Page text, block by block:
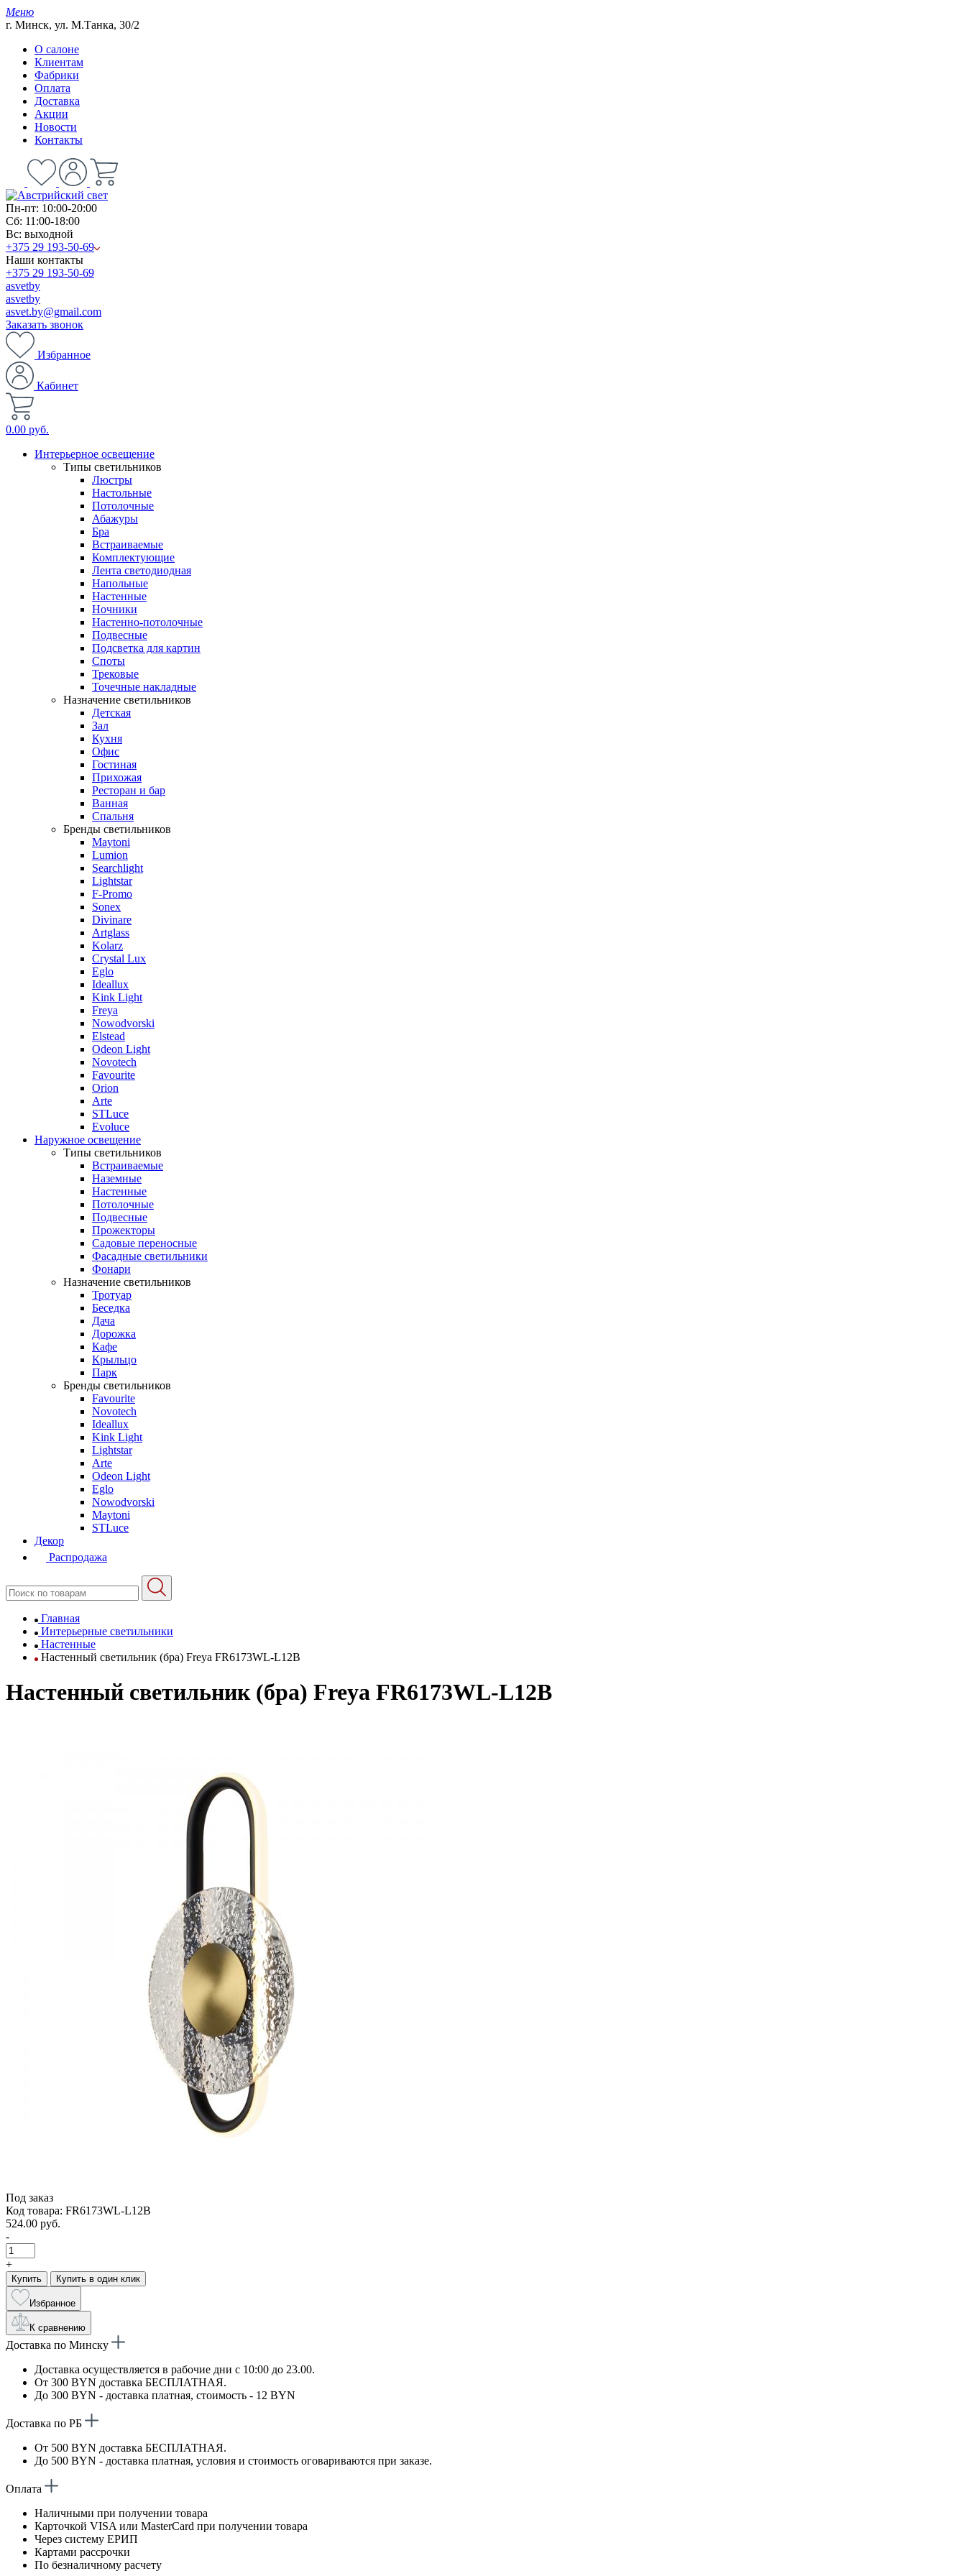
Меню
г. Минск, ул. М.Танка, 30/2
О салоне
Клиентам
Фабрики
Оплата
Доставка
Акции
Новости
Контакты
Пн-пт: 10:00-20:00
Сб: 11:00-18:00
Вс: выходной
+375 29 193-50-69
Наши контакты
+375 29 193-50-69
asvetby
asvetby
asvet.by@gmail.com
Заказать звонок
Избранное
Кабинет
0.00 руб.
Интерьерное освещение
Типы светильников
Люстры
Настольные
Потолочные
Абажуры
Бра
Встраиваемые
Комплектующие
Лента светодиодная
Напольные
Настенные
Ночники
Настенно-потолочные
Подвесные
Подсветка для картин
Споты
Трековые
Точечные накладные
Назначение светильников
Детская
Зал
Кухня
Офис
Гостиная
Прихожая
Ресторан и бар
Ванная
Спальня
Бренды светильников
Maytoni
Lumion
Searchlight
Lightstar
F-Promo
Sonex
Divinare
Artglass
Kolarz
Crystal Lux
Eglo
Ideallux
Kink Light
Freya
Nowodvorski
Elstead
Odeon Light
Novotech
Favourite
Orion
Arte
STLuce
Evoluce
Наружное освещение
Типы светильников
Встраиваемые
Наземные
Настенные
Потолочные
Подвесные
Прожекторы
Садовые переносные
Фасадные светильники
Фонари
Назначение светильников
Тротуар
Беседка
Дача
Дорожка
Кафе
Крыльцо
Парк
Бренды светильников
Favourite
Novotech
Ideallux
Kink Light
Lightstar
Arte
Odeon Light
Eglo
Nowodvorski
Maytoni
STLuce
Декор
Распродажа
Главная
Интерьерные светильники
Настенные
Настенный светильник (бра) Freya FR6173WL-L12B
Настенный светильник (бра) Freya FR6173WL-L12B
Под заказ
Код товара: FR6173WL-L12B
524.00 руб.
-
+
Купить Купить в один клик
Избранное
К сравнению
Доставка по Минску
Доставка осуществляется в рабочие дни с 10:00 до 23.00.
От 300 BYN доставка БЕСПЛАТНАЯ.
До 300 BYN - доставка платная, стоимость - 12 BYN
Доставка по РБ
От 500 BYN доставка БЕСПЛАТНАЯ.
До 500 BYN - доставка платная, условия и стоимость оговариваются при заказе.
Оплата
Наличными при получении товара
Карточкой VISA или MasterCard при получении товара
Через систему ЕРИП
Картами рассрочки
По безналичному расчету